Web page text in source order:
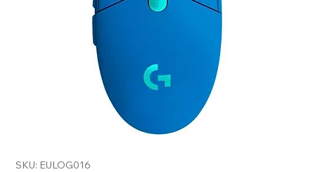
SKU: EULOG016